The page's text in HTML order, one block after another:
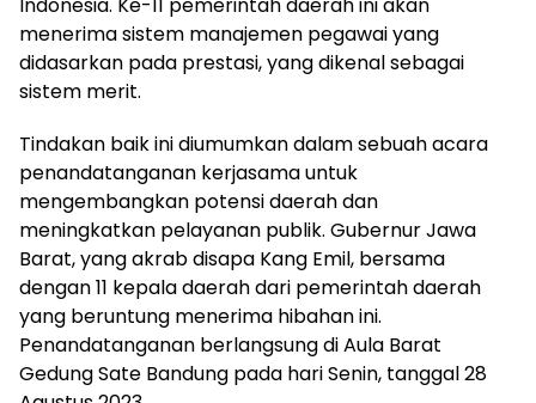
menerima sistem manajemen pegawai yang
didasarkan pada prestasi, yang dikenal sebagai
sistem merit.
Tindakan baik ini diumumkan dalam sebuah acara
penandatanganan kerjasama untuk
mengembangkan potensi daerah dan
meningkatkan pelayanan publik. Gubernur Jawa
Barat, yang akrab disapa Kang Emil, bersama
dengan 11 kepala daerah dari pemerintah daerah
yang beruntung menerima hibahan ini.
Penandatanganan berlangsung di Aula Barat
Gedung Sate Bandung pada hari Senin, tanggal 28